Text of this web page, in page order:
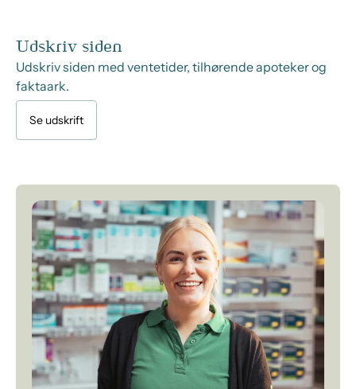
Udskriv siden
Udskriv siden med ventetider, tilhørende apoteker og
faktaark.
Se udskrift